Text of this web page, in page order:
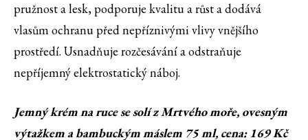
pružnost a lesk, podporuje kvalitu a růst a dodává
vlasům ochranu před nepříznivými vlivy vnějšího
prostředí. Usnadňuje rozčesávání a odstraňuje
nepříjemný elektrostatický náboj.
Jemný krém na ruce se solí z Mrtvého moře, ovesným
výtažkem a bambuckým máslem 75 ml, cena: 169 Kč